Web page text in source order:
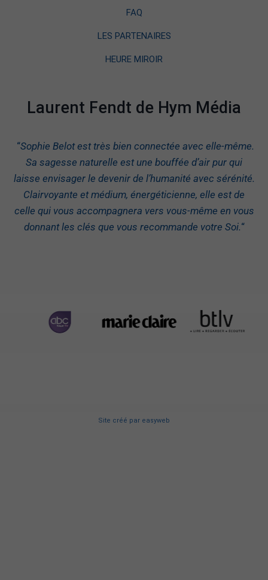
FAQ
LES PARTENAIRES
HEURE MIROIR
Laurent Fendt de Hym Média
“Sophie Belot est très bien connectée avec elle-même.
Sa sagesse naturelle est une bouffée d’air pur qui
laisse envisager le devenir de l’humanité avec sérénité.
Clairvoyante et médium, énergéticienne, elle est de
celle qui vous accompagnera vers vous-même en vous
donnant les clés que vous recommande votre Soi.“
Site créé par easyweb